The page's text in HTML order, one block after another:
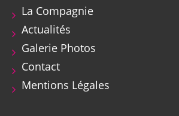
La Compagnie
Actualités
Galerie Photos
Contact
Mentions Légales